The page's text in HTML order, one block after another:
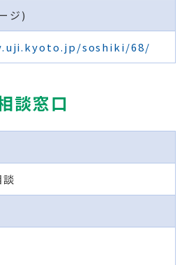
ジ)
soshiki/68/
談窓口